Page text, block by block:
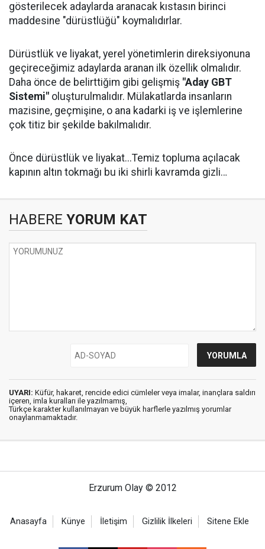
gösterilecek adaylarda aranacak kıstasın birinci
maddesine "dürüstlüğü" koymalıdırlar.
Dürüstlük ve liyakat, yerel yönetimlerin direksiyonuna
geçireceğimiz adaylarda aranan ilk özellik olmalıdır.
Daha önce de belirttiğim gibi gelişmiş "Aday GBT
Sistemi" oluşturulmalıdır. Mülakatlarda insanların
mazisine, geçmişine, o ana kadarki iş ve işlemlerine
çok titiz bir şekilde bakılmalıdır.
Önce dürüstlük ve liyakat...Temiz topluma açılacak
kapının altın tokmağı bu iki shirli kavramda gizli…
HABERE YORUM KAT
UYARI: Küfür, hakaret, rencide edici cümleler veya imalar, inançlara saldırı
içeren, imla kuralları ile yazılmamış,
Türkçe karakter kullanılmayan ve büyük harflerle yazılmış yorumlar
onaylanmamaktadır.
Erzurum Olay © 2012
Anasayfa Künye İletişim Gizlilik İlkeleri Sitene Ekle